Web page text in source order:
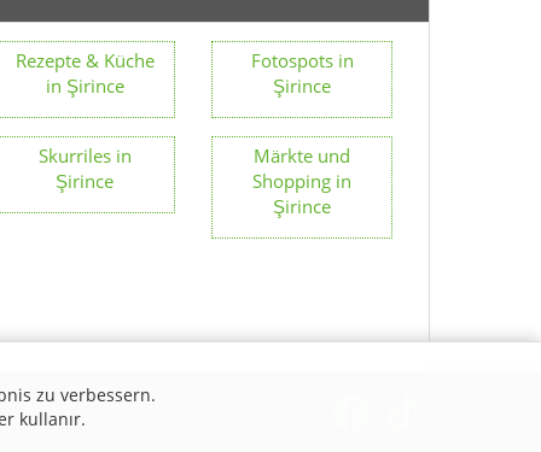
zu verbessern.
kullanır.
Rezepte & Küche
in Şirince
Fotospots in
Şirince
Skurriles in
Şirince
Märkte und
Shopping in
Şirince